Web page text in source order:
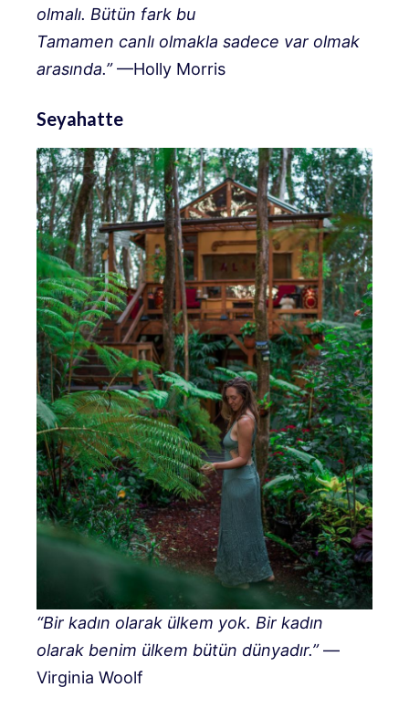
olmalı. Bütün fark bu
Tamamen canlı olmakla sadece var olmak
arasında.”—Holly Morris
Seyahatte
“Bir kadın olarak ülkem yok. Bir kadın
olarak benim ülkem bütün dünyadır.”—
Virginia Woolf